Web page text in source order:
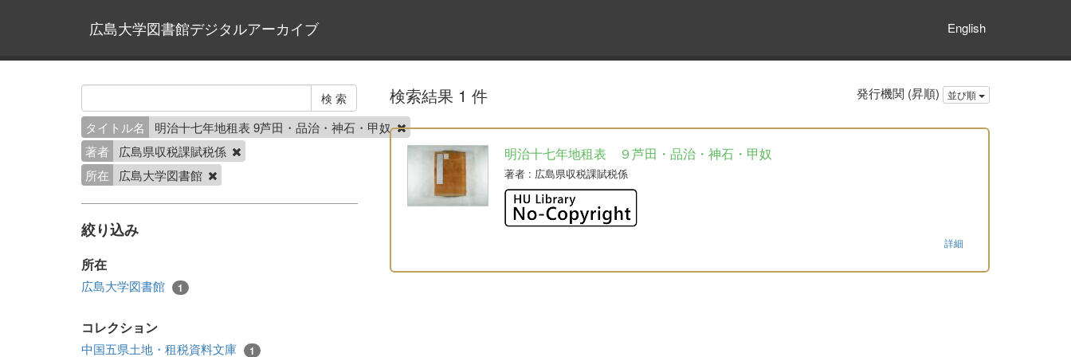
広島大学図書館デジタルアーカイブ English
タイトル名
明治十七年地租表 9芦田・品治・神石・甲奴
著者
広島県収税課賦税係
所在
広島大学図書館
絞り込み
所在
広島大学図書館 1
コレクション
中国五県土地・租税資料文庫 1
検索結果 1 件 発行機関 (昇順) 並び順
明治十七年地租表 ９芦田・品治・神石・甲奴
著者: 広島県収税課賦税係
詳細